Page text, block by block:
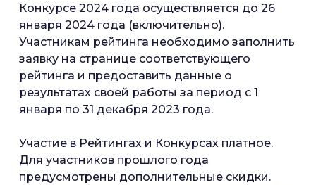
Конкурсе 2024 года осуществляется до 26
января 2024 года (включительно).
Участникам рейтинга необходимо заполнить
заявку на странице соответствующего
рейтинга и предоставить данные о
результатах своей работы за период с 1
января по 31 декабря 2023 года.
Участие в Рейтингах и Конкурсах платное.
Для участников прошлого года
предусмотрены дополнительные скидки.